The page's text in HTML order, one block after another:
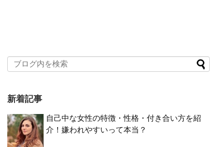
新着記事
自己中な女性の特徴・性格・付き合い方を紹
介！嫌われやすいって本当？